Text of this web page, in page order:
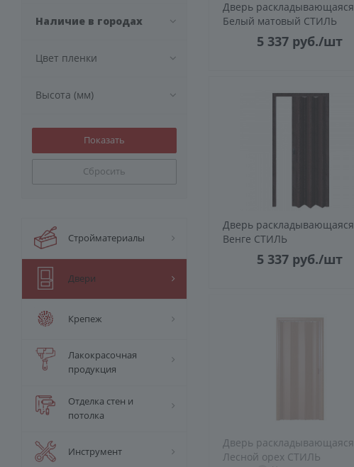
Дверь раскладывающаяся
Белый матовый СТИЛЬ
5 337 руб./шт
Дверь раскладывающаяся
Венге СТИЛЬ
5 337 руб./шт
Дверь раскладывающаяся
Лесной орех СТИЛЬ
Наличие в городах
Цвет пленки
Высота (мм)
Сбросить
Стройматериалы
Двери
Крепеж
Лакокрасочная
продукция
Отделка стен и
потолка
Инструмент